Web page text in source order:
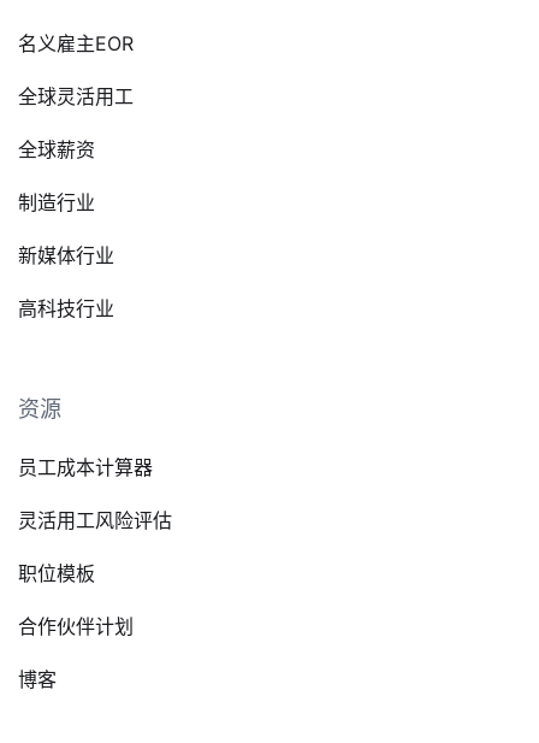
名义雇主EOR
全球灵活用工
全球薪资
制造行业
新媒体行业
高科技行业
资源
员工成本计算器
灵活用工风险评估
职位模板
合作伙伴计划
博客